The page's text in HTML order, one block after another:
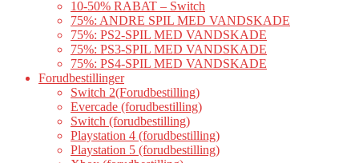
10-50% RABAT – Switch
75%: ANDRE SPIL MED VANDSKADE
75%: PS2-SPIL MED VANDSKADE
75%: PS3-SPIL MED VANDSKADE
75%: PS4-SPIL MED VANDSKADE
Forudbestillinger
Switch 2(Forudbestilling)
Evercade (forudbestilling)
Switch (forudbestilling)
Playstation 4 (forudbestilling)
Playstation 5 (forudbestilling)